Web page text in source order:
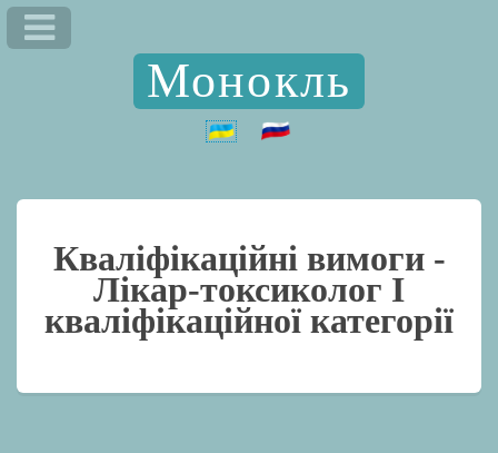
Монокль
Кваліфікаційні вимоги -
Лікар-токсиколог I
кваліфікаційної категорії